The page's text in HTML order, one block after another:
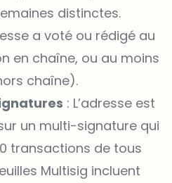
distinctes.
a voté ou rédigé au
en chaîne, ou au moins
chaîne).
: L’adresse est
un multi-signature qui
transactions de tous
Multisig incluent